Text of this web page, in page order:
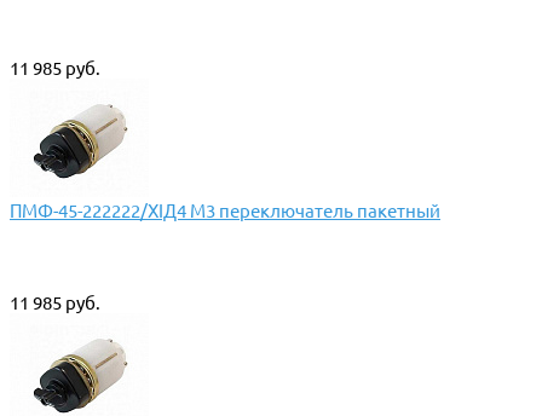
11 985 руб.
ПМФ-45-222222/XIД4 М3 переключатель пакетный
11 985 руб.